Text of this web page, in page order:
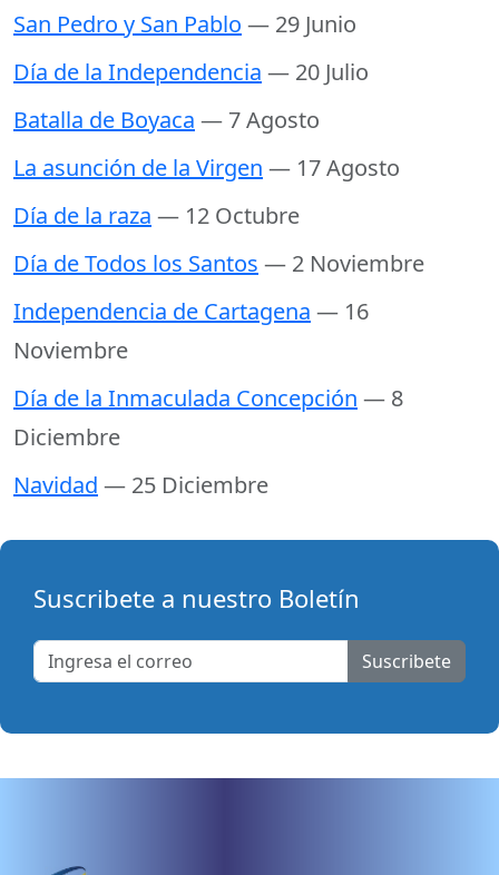
San Pedro y San Pablo — 29 Junio
Día de la Independencia — 20 Julio
Batalla de Boyaca — 7 Agosto
La asunción de la Virgen — 17 Agosto
Día de la raza — 12 Octubre
Día de Todos los Santos — 2 Noviembre
Independencia de Cartagena — 16
Noviembre
Día de la Inmaculada Concepción — 8
Diciembre
Navidad — 25 Diciembre
Suscribete a nuestro Boletín
Suscribete